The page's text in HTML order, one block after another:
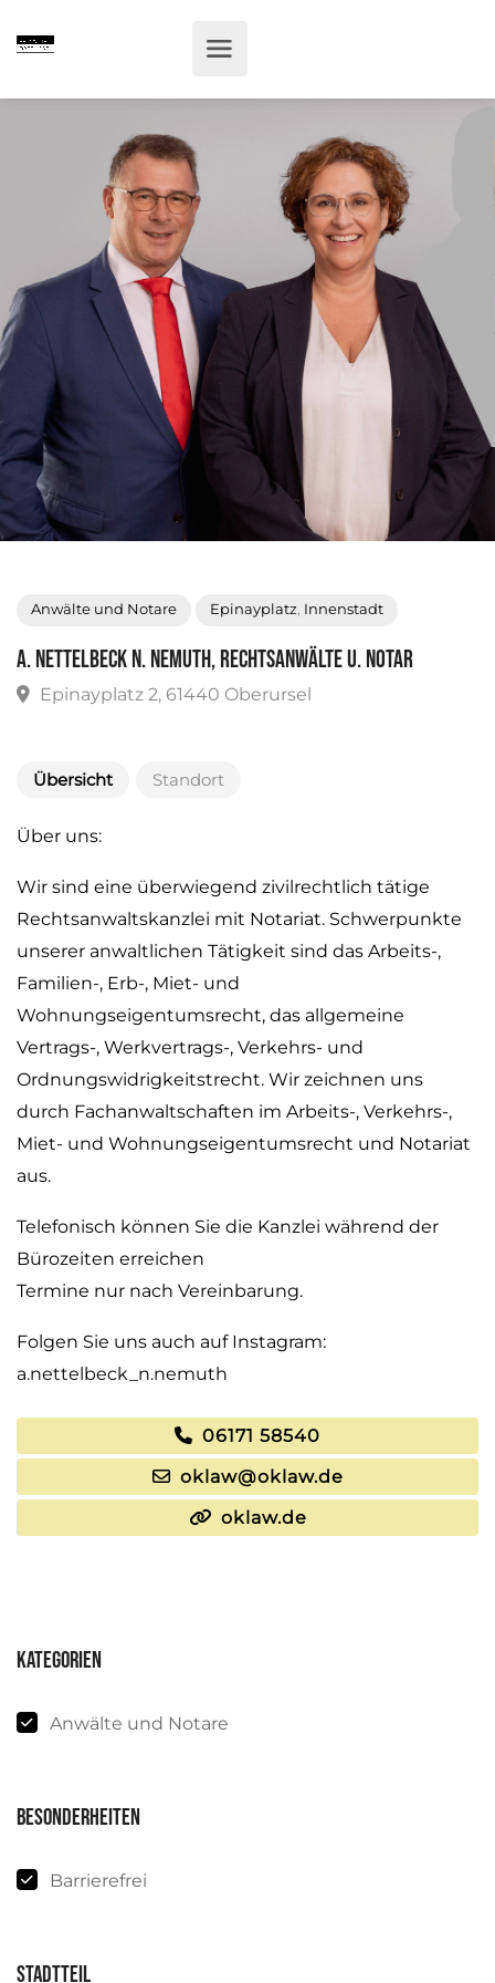
Anwälte und Notare Epinayplatz, Innenstadt
Übersicht Standort
Über uns:
Wir sind eine überwiegend zivilrechtlich tätige
Rechtsanwaltskanzlei mit Notariat. Schwerpunkte
unserer anwaltlichen Tätigkeit sind das Arbeits-,
Familien-, Erb-, Miet- und
Wohnungseigentumsrecht, das allgemeine
Vertrags-, Werkvertrags-, Verkehrs- und
Ordnungswidrigkeitstrecht. Wir zeichnen uns
durch Fachanwaltschaften im Arbeits-, Verkehrs-,
Miet- und Wohnungseigentumsrecht und Notariat
aus.
Telefonisch können Sie die Kanzlei während der
Bürozeiten erreichen
Termine nur nach Vereinbarung.
Folgen Sie uns auch auf Instagram:
a.nettelbeck_n.nemuth
06171 58540
oklaw@oklaw.de
oklaw.de
Kategorien
Anwälte und Notare
Besonderheiten
Barrierefrei
Stadtteil